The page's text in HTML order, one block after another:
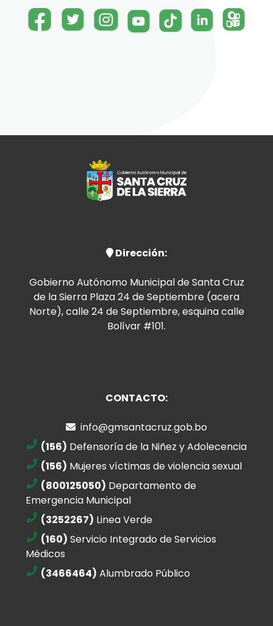
Dirección:
Gobierno Autónomo Municipal de Santa Cruz
de la Sierra Plaza 24 de Septiembre (acera
Norte), calle 24 de Septiembre, esquina calle
Bolívar #101.
CONTACTO:
info@gmsantacruz.gob.bo
(156) Defensoría de la Niñez y Adolecencia
(156) Mujeres víctimas de violencia sexual
(800125050) Departamento de
Emergencia Municipal
(3252267) Linea Verde
(160) Servicio Integrado de Servicios
Médicos
(3466464) Alumbrado Público